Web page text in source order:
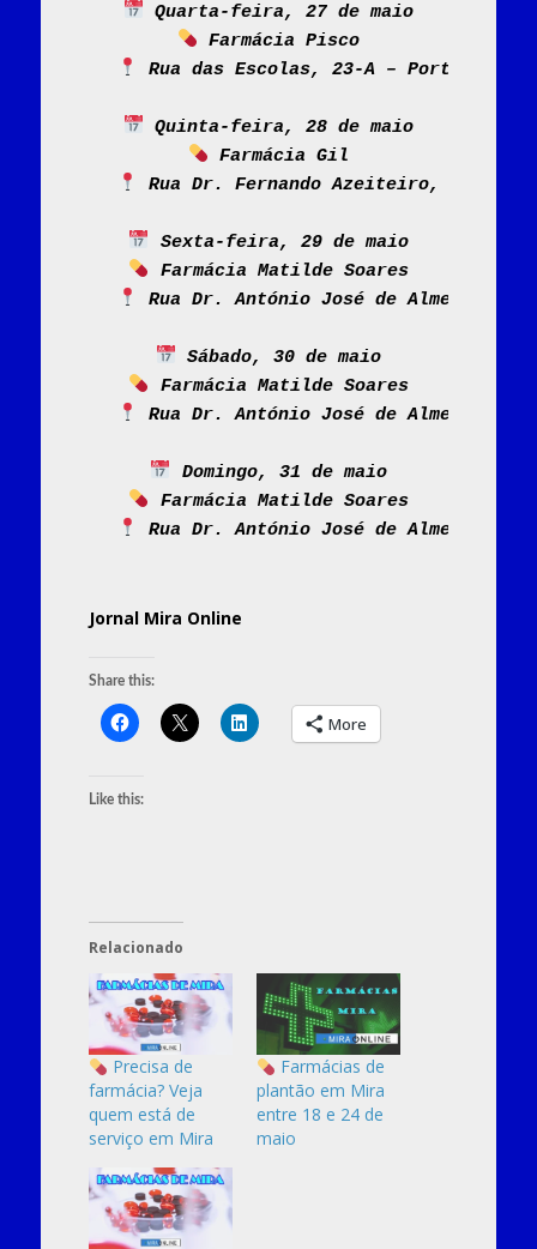
Quarta-feira, 27 de maio
Farmácia Pisco
Rua das Escolas, 23-A – Portomar
Quinta-feira, 28 de maio
Farmácia Gil
Rua Dr. Fernando Azeiteiro, 18 –
Sexta-feira, 29 de maio
Farmácia Matilde Soares
Rua Dr. António José de Almeida,
Sábado, 30 de maio
Farmácia Matilde Soares
Rua Dr. António José de Almeida,
Domingo, 31 de maio
Farmácia Matilde Soares
Rua Dr. António José de Almeida,
Jornal Mira Online
Share this:
More
Like this:
Relacionado
Precisa de
farmácia? Veja
quem está de
serviço em Mira
Farmácias de
plantão em Mira
entre 18 e 24 de
maio